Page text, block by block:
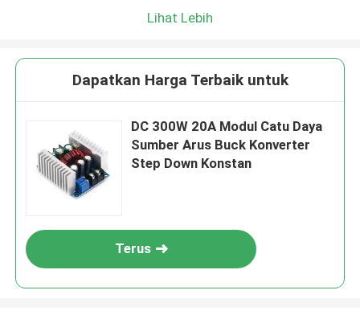
Kirim
Lihat Lebih
Dapatkan Harga Terbaik untuk
DC 300W 20A Modul Catu Daya
Sumber Arus Buck Konverter
Step Down Konstan
Terus